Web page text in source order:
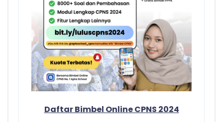
Daftar Bimbel Online CPNS 2024